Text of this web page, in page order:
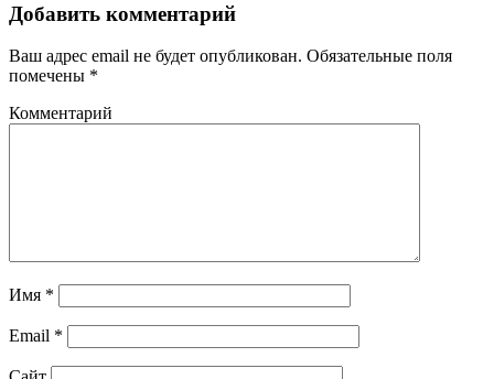
Добавить комментарий
Ваш адрес email не будет опубликован. Обязательные поля
помечены *
Комментарий
Имя *
Email *